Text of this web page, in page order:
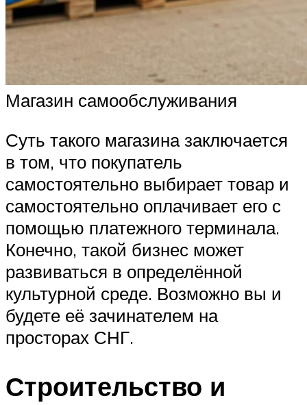
Магазин самообслуживания
Суть такого магазина заключается
в том, что покупатель
самостоятельно выбирает товар и
самостоятельно оплачивает его с
помощью платежного терминала.
Конечно, такой бизнес может
развиваться в определённой
культурной среде. Возможно вы и
будете её зачинателем на
просторах СНГ.
Строительство и